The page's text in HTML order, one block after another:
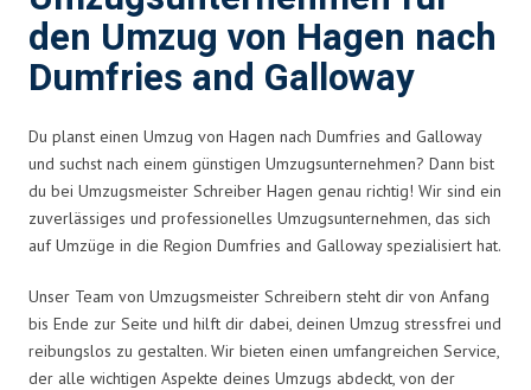
den Umzug von Hagen nach
Dumfries and Galloway
Du planst einen Umzug von Hagen nach Dumfries and Galloway
und suchst nach einem günstigen Umzugsunternehmen? Dann bist
du bei Umzugsmeister Schreiber Hagen genau richtig! Wir sind ein
zuverlässiges und professionelles Umzugsunternehmen, das sich
auf Umzüge in die Region Dumfries and Galloway spezialisiert hat.
Unser Team von Umzugsmeister Schreibern steht dir von Anfang
bis Ende zur Seite und hilft dir dabei, deinen Umzug stressfrei und
reibungslos zu gestalten. Wir bieten einen umfangreichen Service,
der alle wichtigen Aspekte deines Umzugs abdeckt, von der